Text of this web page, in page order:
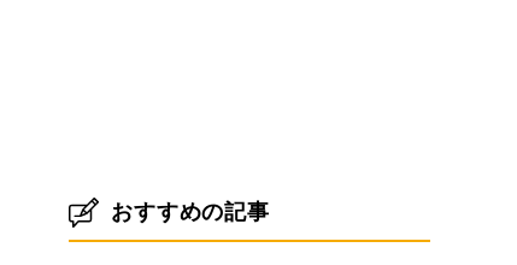
おすすめの記事